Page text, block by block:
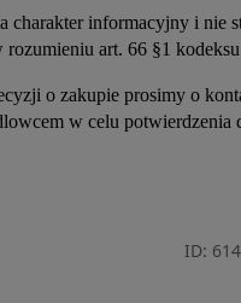
charakter informacyjny i nie
art. 66 §1
o zakupie prosimy o
w celu potwierdzenia
ID: